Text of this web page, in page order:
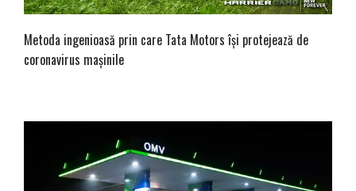
Metoda ingenioasă prin care Tata Motors își protejează de
coronavirus mașinile